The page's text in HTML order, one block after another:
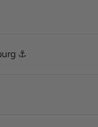
⚓